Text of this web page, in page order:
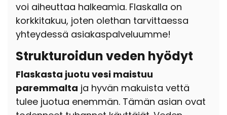
voi aiheuttaa halkeamia. Flaskalla on
korkkitakuu, joten olethan tarvittaessa
yhteydessä asiakaspalveluumme!
Strukturoidun veden hyödyt
Flaskasta juotu vesi maistuu
paremmalta ja hyvän makuista vettä
tulee juotua enemmän. Tämän asian ovat